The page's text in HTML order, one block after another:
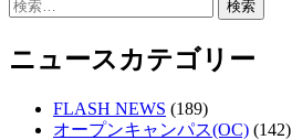
シ
ニュースカテゴリー
FLASH NEWS (189)
オープンキャンパス(OC) (142)